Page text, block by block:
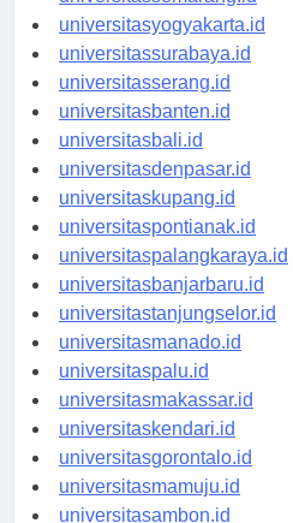
universitassemarang.id
universitasyogyakarta.id
universitassurabaya.id
universitasserang.id
universitasbanten.id
universitasbali.id
universitasdenpasar.id
universitaskupang.id
universitaspontianak.id
universitaspalangkaraya.id
universitasbanjarbaru.id
universitastanjungselor.id
universitasmanado.id
universitaspalu.id
universitasmakassar.id
universitaskendari.id
universitasgorontalo.id
universitasmamuju.id